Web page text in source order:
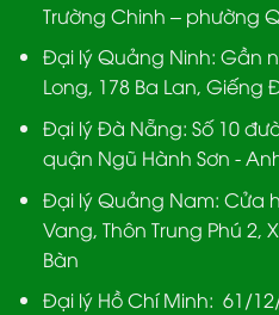
Trường Chinh – phường
Đại lý Quảng Ninh: Gần
Long, 178 Ba Lan, Giếng
Đại lý Đà Nẵng: Số 10
quận Ngũ Hành Sơn -
Đại lý Quảng Nam: Cửa
Vang, Thôn Trung Phú 2,
Bàn
Đại lý Hồ Chí Minh: 61/